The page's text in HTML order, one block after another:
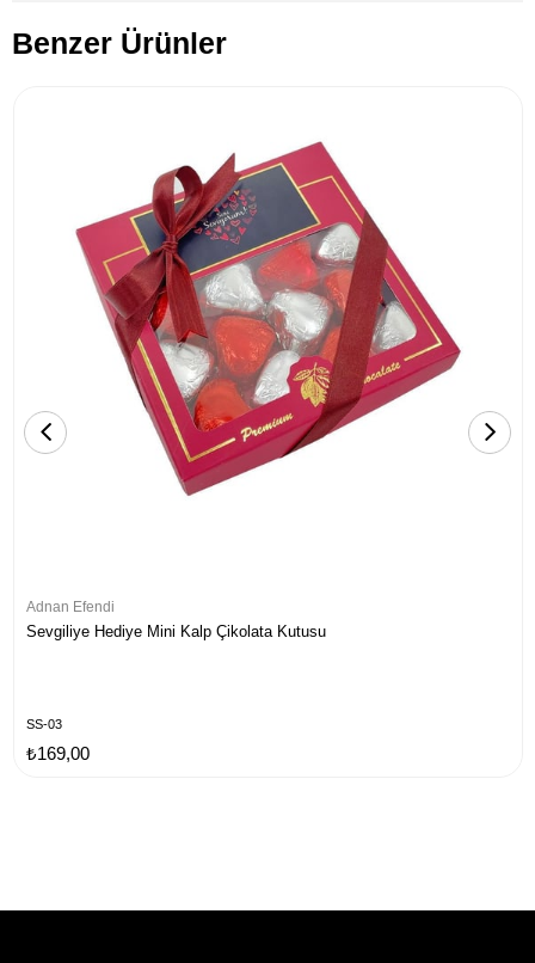
Benzer Ürünler
Adnan Efendi
Sevgiliye Hediye Mini Kalp Çikolata Kutusu
SS-03
₺169,00